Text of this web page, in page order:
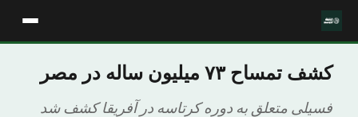
کشف تمساح ۷۳ میلیون ساله در مصر
فسیلی متعلق به دوره کرتاسه در آفریقا کشف شد